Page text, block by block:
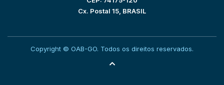
Cx. Postal 15, BRASIL
Copyright © OAB-GO. Todos os direitos reservados.